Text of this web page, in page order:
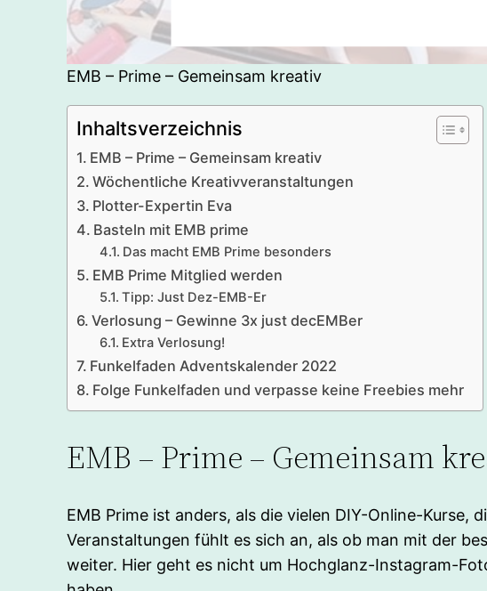
EMB – Prime – Gemeinsam kreativ
Inhaltsverzeichnis
EMB – Prime – Gemeinsam kreativ
Wöchentliche Kreativveranstaltungen
Plotter-Expertin Eva
Basteln mit EMB prime
Das macht EMB Prime besonders
EMB Prime Mitglied werden
Tipp: Just Dez-EMB-Er
Verlosung – Gewinne 3x just decEMBer
Extra Verlosung!
Funkelfaden Adventskalender 2022
Folge Funkelfaden und verpasse keine Freebies mehr
EMB – Prime – Gemeinsam
EMB Prime ist anders, als die vielen DIY-Online-Kurse,
Veranstaltungen fühlt es sich an, als ob man mit der
weiter. Hier geht es nicht um Hochglanz-Instagram-